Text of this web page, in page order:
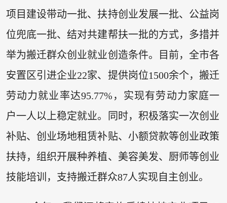
项目建设带动一批、扶持创业发展一批、公益岗
位兜底一批、结对共建帮扶一批的方式，多措并
举为搬迁群众创业就业创造条件。目前，全市各
安置区引进企业22家、提供岗位1500余个，搬迁
劳动力就业率达95.77%，实现有劳动力家庭一
户一人以上稳定就业。同时，积极落实一次创业
补贴、创业场地租赁补贴、小额贷款等创业政策
扶持，组织开展种养植、美容美发、厨师等创业
技能培训，支持搬迁群众87人实现自主创业。